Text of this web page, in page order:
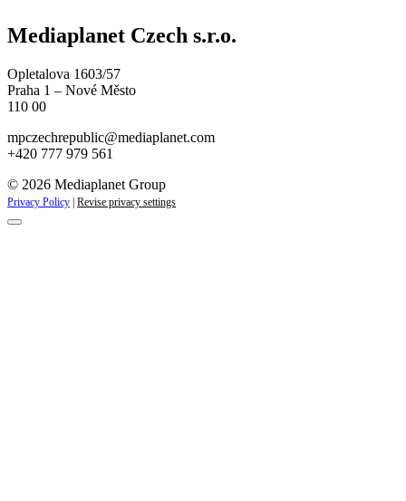
Mediaplanet Czech s.r.o.
Opletalova 1603/57
Praha 1 – Nové Město
110 00
mpczechrepublic@mediaplanet.com
+420 777 979 561
© 2026 Mediaplanet Group
Privacy Policy | Revise privacy settings